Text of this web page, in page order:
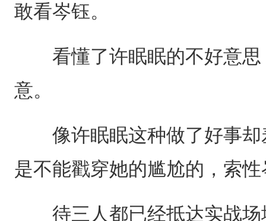
敢看岑钰。
看懂了许眠眠的不好意思
意。
像许眠眠这种做了好事却
是不能戳穿她的尴尬的，索
待三人都已经抵达实战场